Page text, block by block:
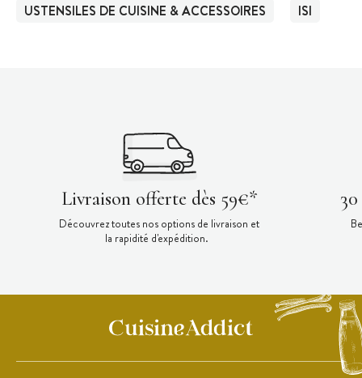
USTENSILES DE CUISINE & ACCESSOIRES ISI
Livraison offerte dès 59€*
Découvrez toutes nos options de livraison et
la rapidité d'expédition.